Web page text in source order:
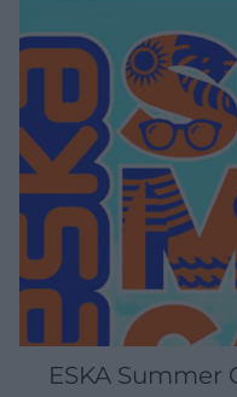
ESKA Summer